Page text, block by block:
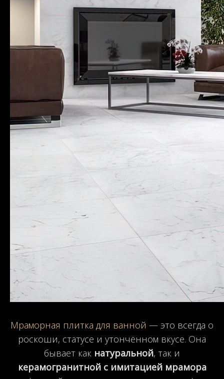
Мраморная плитка для ванной — это всегда о
роскоши, статусе и утончённом вкусе. Она
бывает как натуральной, так и
керамогранитной с имитацией мрамора